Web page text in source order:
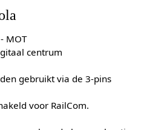
MOT
centrum
gebruikt via de 3-pins
voor RailCom.